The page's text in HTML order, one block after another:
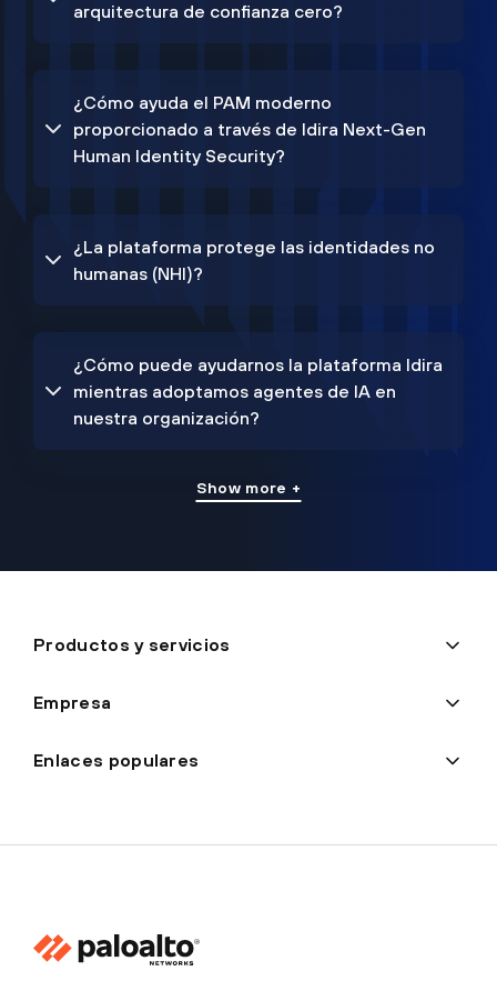
arquitectura de confianza cero?
¿Cómo ayuda el PAM moderno
proporcionado a través de Idira Next-Gen
Human Identity Security?
¿La plataforma protege las identidades no
humanas (NHI)?
¿Cómo puede ayudarnos la plataforma Idira
mientras adoptamos agentes de IA en
nuestra organización?
Show more +
Productos y servicios
Empresa
Enlaces populares